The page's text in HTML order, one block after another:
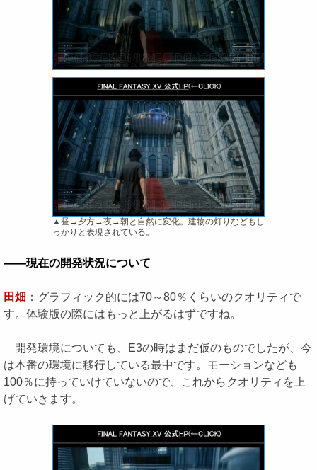
▲昼→夕方→夜→朝と自然に変化。建物の灯りなどもし
っかりと表現されている。
――現在の開発状況について
田畑 ：グラフィック的には70～80％くらいのクオリティで
す。体験版の際にはもっと上がるはずですね。
開発環境についても、E3の時はまだ仮のものでしたが、今
は本番の環境に移行している最中です。モーションなども
100％に持っていけていないので、これからクオリティを上
げていきます。